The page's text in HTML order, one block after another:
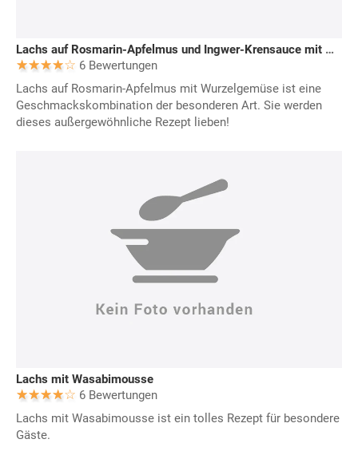
Lachs auf Rosmarin-Apfelmus und Ingwer-Krensauce mit Wurzelgemüse
6 Bewertungen
Lachs auf Rosmarin-Apfelmus mit Wurzelgemüse ist eine
Geschmackskombination der besonderen Art. Sie werden
dieses außergewöhnliche Rezept lieben!
Lachs mit Wasabimousse
6 Bewertungen
Lachs mit Wasabimousse ist ein tolles Rezept für besondere
Gäste.